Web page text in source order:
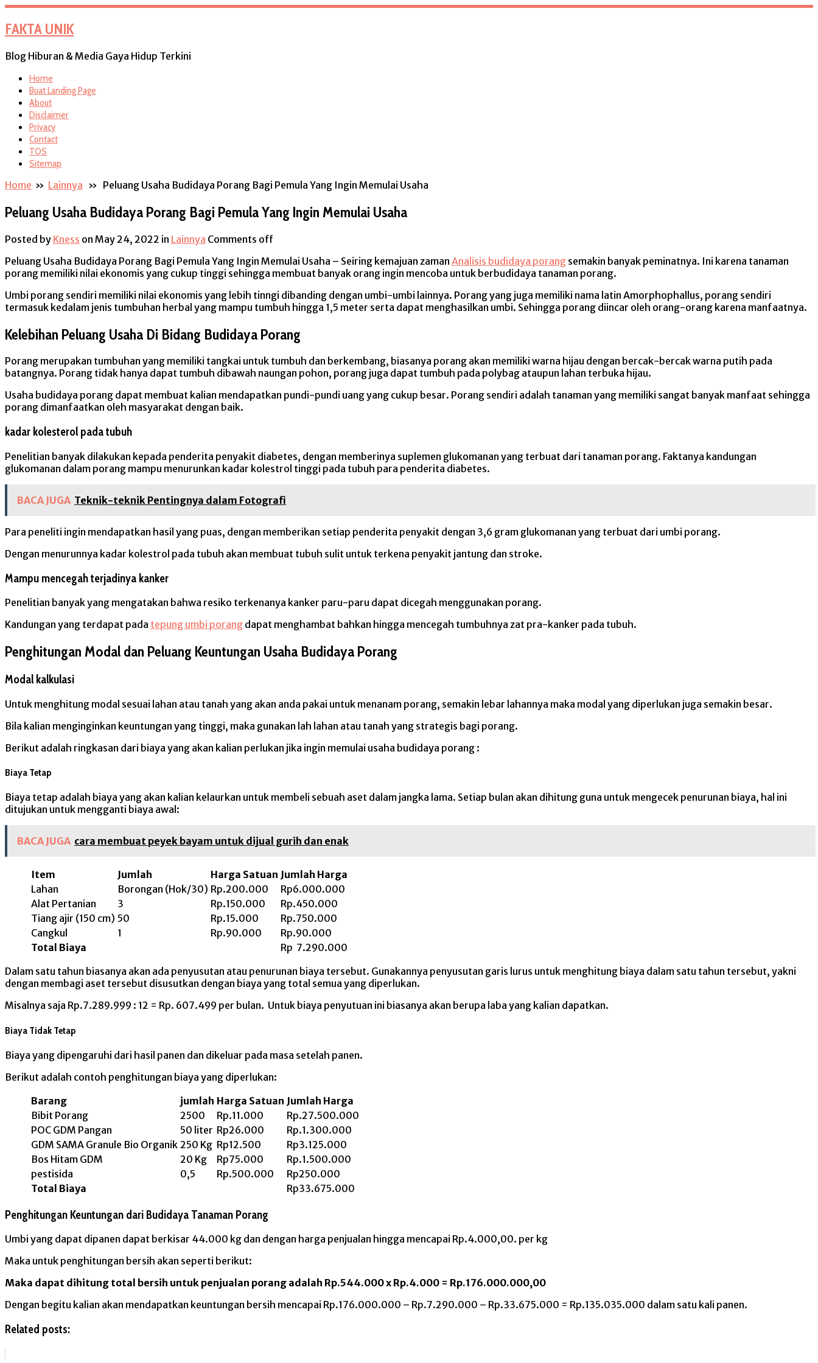
FAKTA UNIK
Blog Hiburan & Media Gaya Hidup Terkini
Home
Buat Landing Page
About
Disclaimer
Privacy
Contact
TOS
Sitemap
Home » Lainnya » Peluang Usaha Budidaya Porang Bagi Pemula Yang Ingin Memulai Usaha
Peluang Usaha Budidaya Porang Bagi Pemula Yang Ingin Memulai Usaha
Posted by Kness on May 24, 2022 in Lainnya Comments off
Peluang Usaha Budidaya Porang Bagi Pemula Yang Ingin Memulai Usaha – Seiring kemajuan zaman Analisis budidaya porang semakin banyak peminatnya. Ini karena tanaman
porang memiliki nilai ekonomis yang cukup tinggi sehingga membuat banyak orang ingin mencoba untuk berbudidaya tanaman porang.
Umbi porang sendiri memiliki nilai ekonomis yang lebih tinngi dibanding dengan umbi-umbi lainnya. Porang yang juga memiliki nama latin Amorphophallus, porang sendiri
termasuk kedalam jenis tumbuhan herbal yang mampu tumbuh hingga 1,5 meter serta dapat menghasilkan umbi. Sehingga porang diincar oleh orang-orang karena manfaatnya.
Kelebihan Peluang Usaha Di Bidang Budidaya Porang
Porang merupakan tumbuhan yang memiliki tangkai untuk tumbuh dan berkembang, biasanya porang akan memiliki warna hijau dengan bercak-bercak warna putih pada
batangnya. Porang tidak hanya dapat tumbuh dibawah naungan pohon, porang juga dapat tumbuh pada polybag ataupun lahan terbuka hijau.
Usaha budidaya porang dapat membuat kalian mendapatkan pundi-pundi uang yang cukup besar. Porang sendiri adalah tanaman yang memiliki sangat banyak manfaat sehingga
porang dimanfaatkan oleh masyarakat dengan baik.
kadar kolesterol pada tubuh
Penelitian banyak dilakukan kepada penderita penyakit diabetes, dengan memberinya suplemen glukomanan yang terbuat dari tanaman porang. Faktanya kandungan
glukomanan dalam porang mampu menurunkan kadar kolestrol tinggi pada tubuh para penderita diabetes.
BACA JUGA Teknik-teknik Pentingnya dalam Fotografi
Para peneliti ingin mendapatkan hasil yang puas, dengan memberikan setiap penderita penyakit dengan 3,6 gram glukomanan yang terbuat dari umbi porang.
Dengan menurunnya kadar kolestrol pada tubuh akan membuat tubuh sulit untuk terkena penyakit jantung dan stroke.
Mampu mencegah terjadinya kanker
Penelitian banyak yang mengatakan bahwa resiko terkenanya kanker paru-paru dapat dicegah menggunakan porang.
Kandungan yang terdapat pada tepung umbi porang dapat menghambat bahkan hingga mencegah tumbuhnya zat pra-kanker pada tubuh.
Penghitungan Modal dan Peluang Keuntungan Usaha Budidaya Porang
Modal kalkulasi
Untuk menghitung modal sesuai lahan atau tanah yang akan anda pakai untuk menanam porang, semakin lebar lahannya maka modal yang diperlukan juga semakin besar.
Bila kalian menginginkan keuntungan yang tinggi, maka gunakan lah lahan atau tanah yang strategis bagi porang.
Berikut adalah ringkasan dari biaya yang akan kalian perlukan jika ingin memulai usaha budidaya porang :
Biaya Tetap
Biaya tetap adalah biaya yang akan kalian kelaurkan untuk membeli sebuah aset dalam jangka lama. Setiap bulan akan dihitung guna untuk mengecek penurunan biaya, hal ini
ditujukan untuk mengganti biaya awal:
BACA JUGA cara membuat peyek bayam untuk dijual gurih dan enak
Item Jumlah Harga Satuan Jumlah Harga
Lahan
Borongan (Hok/30) Rp.200.000
Rp6.000.000
Alat Pertanian
3 Rp.150.000
Rp.450.000
Tiang ajir (150 cm) 50 Rp.15.000
Rp.750.000
Cangkul
1 Rp.90.000
Rp.90.000
Total Biaya
Rp 7.290.000
Dalam satu tahun biasanya akan ada penyusutan atau penurunan biaya tersebut. Gunakannya penyusutan garis lurus untuk menghitung biaya dalam satu tahun tersebut, yakni
dengan membagi aset tersebut disusutkan dengan biaya yang total semua yang diperlukan.
Misalnya saja Rp.7.289.999 : 12 = Rp. 607.499 per bulan. Untuk biaya penyutuan ini biasanya akan berupa laba yang kalian dapatkan.
Biaya Tidak Tetap
Biaya yang dipengaruhi dari hasil panen dan dikeluar pada masa setelah panen.
Berikut adalah contoh penghitungan biaya yang diperlukan:
Barang
jumlah Harga Satuan Jumlah Harga
Bibit Porang
2500 Rp.11.000
Rp.27.500.000
POC GDM Pangan
50 liter Rp26.000
Rp.1.300.000
GDM SAMA Granule Bio Organik 250 Kg Rp12.500
Rp3.125.000
Bos Hitam GDM
20 Kg Rp75.000
Rp.1.500.000
pestisida
0,5 Rp.500.000
Rp250.000
Total Biaya
Rp33.675.000
Penghitungan Keuntungan dari Budidaya Tanaman Porang
Umbi yang dapat dipanen dapat berkisar 44.000 kg dan dengan harga penjualan hingga mencapai Rp.4.000,00. per kg
Maka untuk penghitungan bersih akan seperti berikut:
Maka dapat dihitung total bersih untuk penjualan porang adalah Rp.544.000 x Rp.4.000 = Rp.176.000.000,00
Dengan begitu kalian akan mendapatkan keuntungan bersih mencapai Rp.176.000.000 – Rp.7.290.000 – Rp.33.675.000 = Rp.135.035.000 dalam satu kali panen.
Related posts: